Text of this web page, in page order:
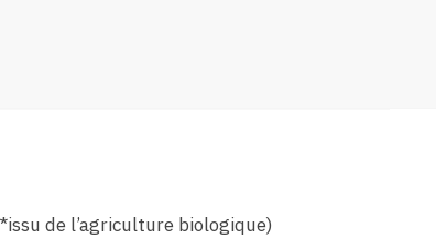
de l’agriculture biologique)